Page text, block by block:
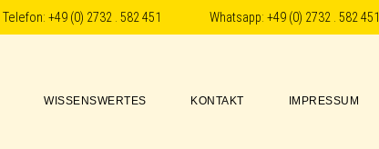
Telefon: +49 (0) 2732 . 582 451 Whatsapp: +49 (0) 2732 . 582 451
WISSENSWERTES KONTAKT IMPRESSUM